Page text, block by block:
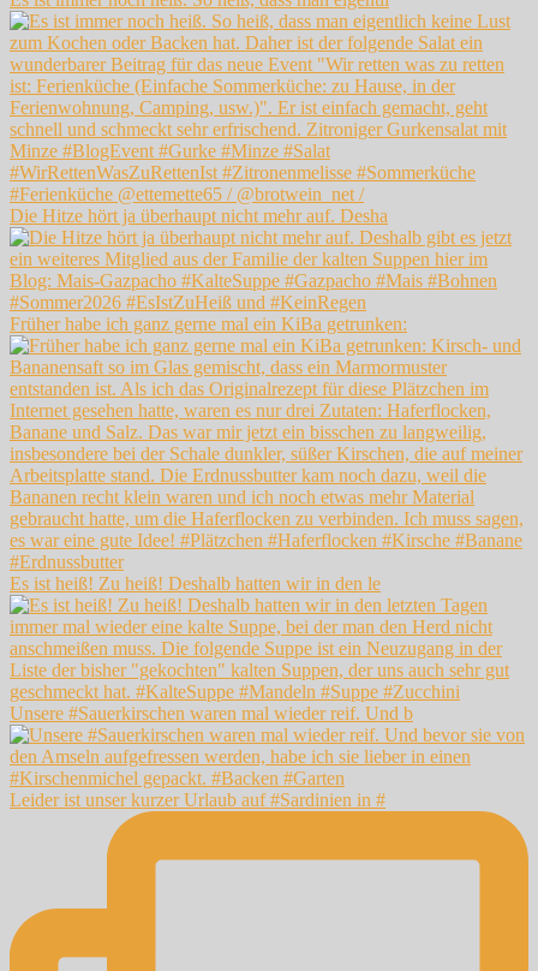
Die Hitze hört ja überhaupt nicht mehr auf. Desha
Früher habe ich ganz gerne mal ein KiBa getrunken:
Es ist heiß! Zu heiß! Deshalb hatten wir in den le
Unsere #Sauerkirschen waren mal wieder reif. Und b
Leider ist unser kurzer Urlaub auf #Sardinien in #